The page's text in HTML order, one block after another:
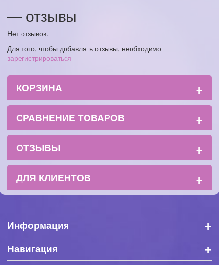
— отзывы
Нет отзывов.
Для того, чтобы добавлять отзывы, необходимо
зарегистрироваться
КОРЗИНА +
СРАВНЕНИЕ ТОВАРОВ +
ОТЗЫВЫ +
ДЛЯ КЛИЕНТОВ +
Информация +
Навигация
+